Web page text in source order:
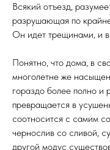
Всякий отъезд,
разрушающая по
Он идет трещинами, и в
Понятно, что дома, в
многолетне же
гораздо более полно и
превращается в
соотносится с самим
чернослив со сливой,
другой модус